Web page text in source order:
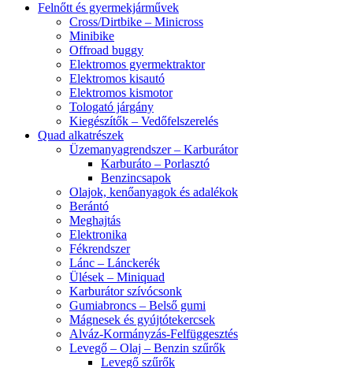
Felnőtt és gyermekjárművek
Cross/Dirtbike – Minicross
Minibike
Offroad buggy
Elektromos gyermektraktor
Elektromos kisautó
Elektromos kismotor
Tologató járgány
Kiegészítők – Vedőfelszerelés
Quad alkatrészek
Üzemanyagrendszer – Karburátor
Karburáto – Porlasztó
Benzincsapok
Olajok, kenőanyagok és adalékok
Berántó
Meghajtás
Elektronika
Fékrendszer
Lánc – Lánckerék
Ülések – Miniquad
Karburátor szívócsonk
Gumiabroncs – Belső gumi
Mágnesek és gyújtótekercsek
Alváz-Kormányzás-Felfüggesztés
Levegő – Olaj – Benzin szűrők
Levegő szűrők